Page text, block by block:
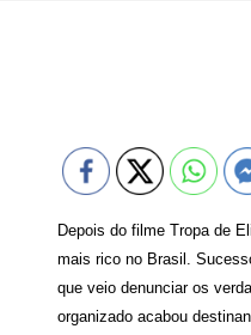
Depois do filme Tropa de
mais rico no Brasil.
que veio denunciar os
organizado acabou